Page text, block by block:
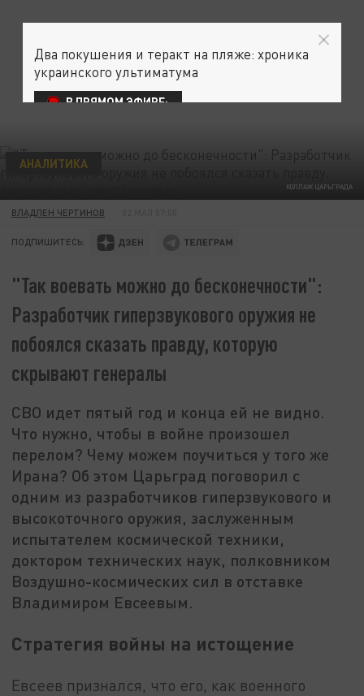
КОЛЛАЖ ЦАРЬГРАДА
АНАЛИТИКА
ВЛАДЛЕН ЧЕРТИНОВ
ПОДПИШИТЕСЬ:
"Так воевать можно до бесконечности":
Разработчик гиперзвукового оружия не
побоялся сказать правду, которую
скрывают генералы
СВО идет пятый год и конца ей не видно.
Что нужно, чтобы в войне произошел
перелом? Чему можем поучиться у того же
Ирана? Об этом Царьград поговорил с
одним из разработчиков гиперзвукового и
высокоточного оружия, заслуженным
испытателем космической техники,
доктором технических наук, полковником
Воздушно-космических сил в отставке
Владимиром Евсеевым.
Стратегия войны на истощение
Евсеев признался, что его, как военного
Два покушения и теракт на пляже: хроника
украинского ультиматума
В ПРЯМОМ ЭФИРЕ: